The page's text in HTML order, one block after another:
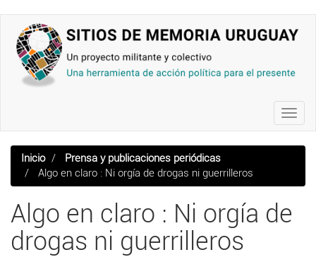
contenido
principal
Inicio
Prensa y publicaciones periódicas
Algo en claro : Ni orgía de drogas ni guerrilleros
Algo en claro : Ni orgía de
drogas ni guerrilleros